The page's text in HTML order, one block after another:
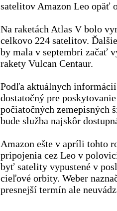
satelitov Amazon Leo opäť
Na raketách Atlas V bolo
celkovo 224 satelitov.
by mala v septembri začať
rakety Vulcan Centaur.
Podľa aktuálnych
dostatočný pre
počiatočných zemepisných
bude služba najskôr
Amazon ešte v apríli tohto
pripojenia cez Leo v
byť satelity vypustené v
cieľové orbity. Weber
presnejší termín ale